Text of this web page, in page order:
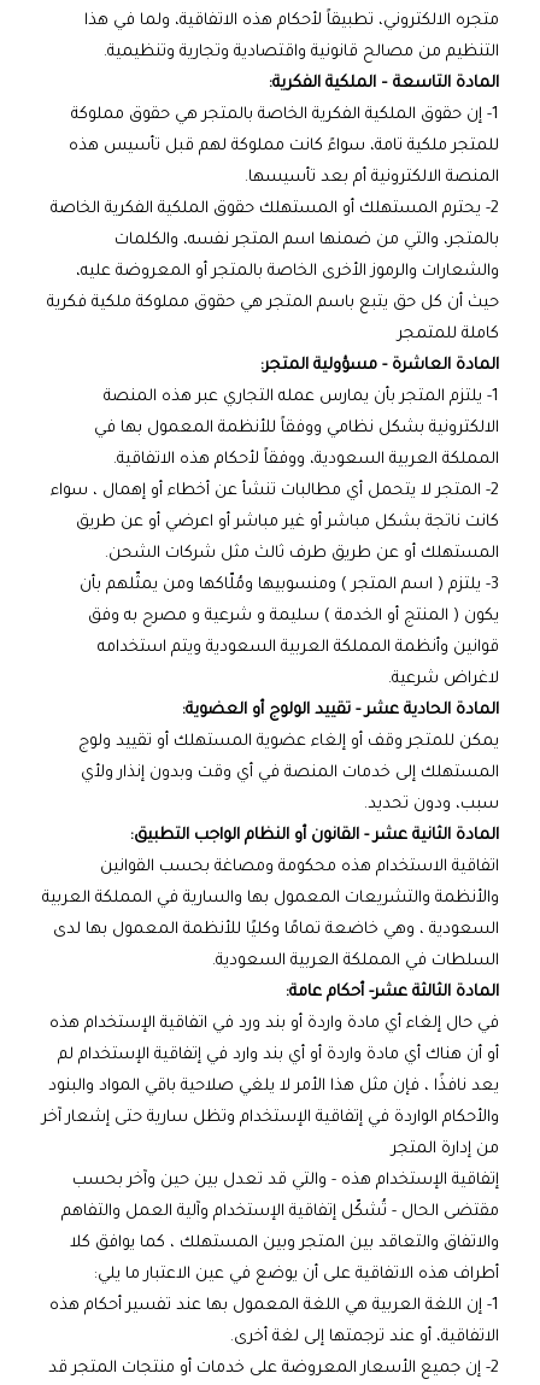
متجره الالكتروني، تطبيقاً لأحكام هذه الاتفاقية، ولما في هذا
التنظيم من مصالح قانونية واقتصادية وتجارية وتنظيمية.
المادة التاسعة – الملكية الفكرية:
1- إن حقوق الملكية الفكرية الخاصة بالمتجر هي حقوق مملوكة
للمتجر ملكية تامة، سواءً كانت مملوكة لهم قبل تأسيس هذه
المنصة الالكترونية أم بعد تأسيسها.
2- يحترم المستهلك أو المستهلك حقوق الملكية الفكرية الخاصة
بالمتجر، والتي من ضمنها اسم المتجر نفسه، والكلمات
والشعارات والرموز الأخرى الخاصة بالمتجر أو المعروضة عليه،
حيث أن كل حق يتبع باسم المتجر هي حقوق مملوكة ملكية فكرية
كاملة للمتمجر
المادة العاشرة - مسؤولية المتجر:
1- يلتزم المتجر بأن يمارس عمله التجاري عبر هذه المنصة
الالكترونية بشكل نظامي ووفقاً للأنظمة المعمول بها في
المملكة العربية السعودية، ووفقاً لأحكام هذه الاتفاقية.
2- المتجر لا يتحمل أي مطالبات تنشأ عن أخطاء أو إهمال ، سواء
كانت ناتجة بشكل مباشر أو غير مباشر أو اعرضي أو عن طريق
المستهلك أو عن طريق طرف ثالث مثل شركات الشحن.
3- يلتزم ( اسم المتجر ) ومنسوبيها ومُلّاكها ومن يمثّلهم بأن
يكون ( المنتج أو الخدمة ) سليمة و شرعية و مصرح به وفق
قوانين وأنظمة المملكة العربية السعودية ويتم استخدامه
لاغراض شرعية.
المادة الحادية عشر - تقييد الولوج أو العضوية:
يمكن للمتجر وقف أو إلغاء عضوية المستهلك أو تقييد ولوج
المستهلك إلى خدمات المنصة في أي وقت وبدون إنذار ولأي
سبب، ودون تحديد.
المادة الثانية عشر - القانون أو النظام الواجب التطبيق:
اتفاقية الاستخدام هذه محكومة ومصاغة بحسب القوانين
والأنظمة والتشريعات المعمول بها والسارية في المملكة العربية
السعودية ، وهي خاضعة تمامًا وكليًا للأنظمة المعمول بها لدى
السلطات في المملكة العربية السعودية.
المادة الثالثة عشر- أحكام عامة:
في حال إلغاء أي مادة واردة أو بند ورد في اتفاقية الإستخدام هذه
أو أن هناك أي مادة واردة أو أي بند وارد في إتفاقية الإستخدام لم
يعد نافذًا ، فإن مثل هذا الأمر لا يلغي صلاحية باقي المواد والبنود
والأحكام الواردة في إتفاقية الإستخدام وتظل سارية حتى إشعار آخر
من إدارة المتجر
إتفاقية الإستخدام هذه - والتي قد تعدل بين حين وآخر بحسب
مقتضى الحال - تُشكّل إتفاقية الإستخدام وآلية العمل والتفاهم
والاتفاق والتعاقد بين المتجر وبين المستهلك ، كما يوافق كلا
أطراف هذه الاتفاقية على أن يوضع في عين الاعتبار ما يلي:
1- إن اللغة العربية هي اللغة المعمول بها عند تفسير أحكام هذه
الاتفاقية، أو عند ترجمتها إلى لغة أخرى.
2- إن جميع الأسعار المعروضة على خدمات أو منتجات المتجر قد